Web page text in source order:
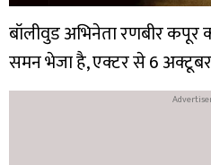
बॉलीवुड अभिनेता रणबीर कपूर
समन भेजा है, एक्टर से 6